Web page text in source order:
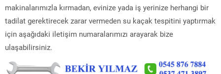
makinalarımızla kırmadan, evinize yada iş yerinize herhangi bir
tadilat gerektirecek zarar vermeden su kaçak tespitini yaptırmak
için aşağıdaki iletişim numaralarımızı arayarak bize
ulaşabilirsiniz.